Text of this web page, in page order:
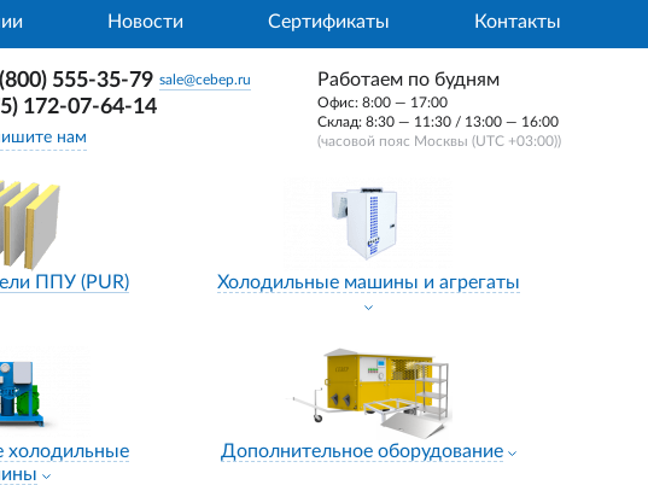
Новости Сертификаты Контакты
555-35-79 sale@cebep.ru
172-07-64-14
Напишите нам
Работаем по будням
Офис: 8:00 — 17:00
Склад: 8:30 — 11:30 / 13:00 — 16:00
(часовой пояс Москвы (UTC +03:00))
ППУ (PUR) Холодильные машины и агрегаты
холодильные
Дополнительное оборудование